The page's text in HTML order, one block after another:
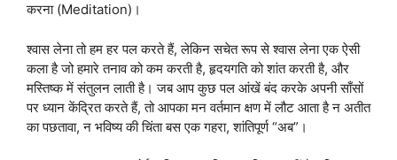
करना (Meditation)।
श्वास लेना तो हम हर पल करते हैं, लेकिन सचेत रूप से श्वास लेना एक ऐसी
कला है जो हमारे तनाव को कम करती है, हृदयगति को शांत करती है, और
मस्तिष्क में संतुलन लाती है। जब आप कुछ पल आंखें बंद करके अपनी साँसों
पर ध्यान केंद्रित करते हैं, तो आपका मन वर्तमान क्षण में लौट आता है न अतीत
का पछतावा, न भविष्य की चिंता बस एक गहरा, शांतिपूर्ण “अब”।